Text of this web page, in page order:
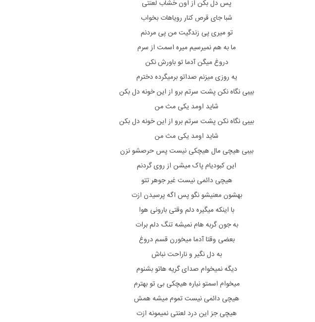
پس دل بکن از اون خشاب لعنتی
شبا جای قرص کنار رویاهات بخواب
تو میری پی زندگیت من پی مردنم
ما به هم نمیرسیم میره اسمت از سرم
دروغ میگن آدما تو باورش نکن
یه روزی میزنم صداتو برمیگرده دخترم
بیبی نگاه نکن پشت سرتم برو از این خونه دل بکن
شاید اومد یکی مث من
بیبی نگاه نکن پشت سرتم برو از این خونه دل بکن
شاید اومد یکی مث من
بیبی هیچی مال هیچکی نیست پس حرصشو نزن
این کبودیام پاک میشن از روی گردنم
هیچی دائمی نیست غیر جوهر تتو
بهشون معنیشو نگو پس اگه پرسیدن ازت
با اینکه میگیره دلم وقتی بارونی هوا
به جون گربه هام نمیشه تنگ دلم برات
بعضی وقتا آدما میخورن قسم دروغ
به دل نگیر و ناراحت نباش
دیگه نمیخوام صدای گریه هاتو بشنوم
میخوام اسمتو نیاره هیچکی بی تو بهترم
هیچی دائمی نیست تموم میشه همش
هیچی جز این درد لعنتی نمیمونه ازت